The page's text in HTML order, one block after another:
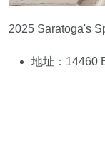
2025 Saratoga's
地址：14460